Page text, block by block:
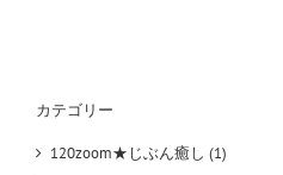
カテゴリー
120zoom★じぶん癒し (1)